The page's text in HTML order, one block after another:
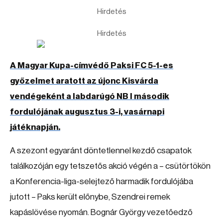
Hirdetés
Hirdetés
A Magyar Kupa-címvédő Paksi FC 5-1-es
győzelmet aratott az újonc Kisvárda
vendégeként a labdarúgó NB I második
fordulójának augusztus 3-i, vasárnapi
játéknapján.
A szezont egyaránt döntetlennel kezdő csapatok
találkozóján egy tetszetős akció végén a – csütörtökön
a Konferencia-liga-selejtező harmadik fordulójába
jutott – Paks került előnybe, Szendrei remek
kapáslövése nyomán. Bognár György vezetőedző